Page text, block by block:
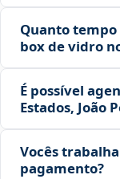
Quanto
box de vidro
É possível
Estados, João
Vocês
pagamento?